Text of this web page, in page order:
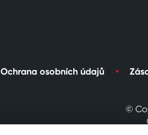
Ochrana osobních údajů
©